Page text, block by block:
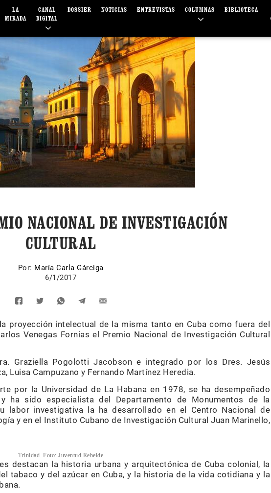
LA
MIRADA
CANAL
DIGITAL
DOSSIER NOTICIAS ENTREVISTAS COLUMNAS BIBLIOTECA
NACIONAL DE INVESTIGACIÓN
CULTURAL
Por: María Carla Gárciga
6/1/2017
proyección intelectual de la misma tanto en Cuba como fuera del
Venegas Fornias el Premio Nacional de Investigación Cultural
Graziella Pogolotti Jacobson e integrado por los Dres. Jesús
Luisa Campuzano y Fernando Martínez Heredia.
por la Universidad de La Habana en 1978, se ha desempeñado
ha sido especialista del Departamento de Monumentos de la
labor investigativa la ha desarrollado en el Centro Nacional de
y en el Instituto Cubano de Investigación Cultural Juan Marinello,
Trinidad. Foto: Juventud Rebelde
destacan la historia urbana y arquitectónica de Cuba colonial, la
tabaco y del azúcar en Cuba, y la historia de la vida cotidiana y la